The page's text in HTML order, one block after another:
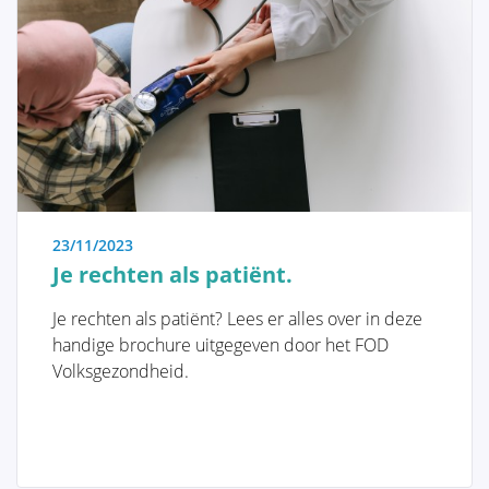
QUALITY OF LIFE
screeningsstrategie gekozen worden. Het is daarom
belangrijk om deze risico- en genetische factoren te
begrijpen.
Risicofactoren en Screening
Genetische factoren
Het belang van screening en
zelfonderzoek
23/11/2023
Je rechten als patiënt.
Je rechten als patiënt? Lees er alles over in deze
handige brochure uitgegeven door het FOD
Volksgezondheid.